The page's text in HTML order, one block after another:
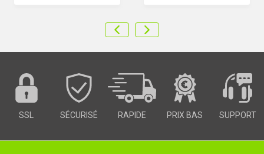
SSL SÉCURISÉ RAPIDE PRIX BAS SUPPORT